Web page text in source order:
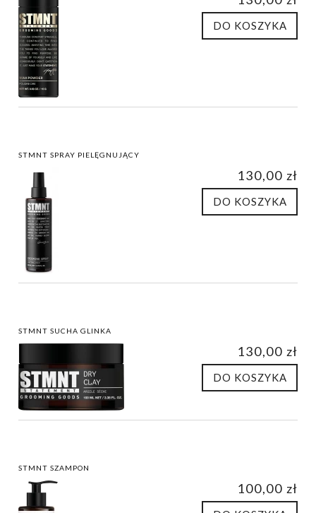
DO KOSZYKA
STMNT SPRAY PIELĘGNUJĄCY
130,00 zł
DO KOSZYKA
STMNT SUCHA GLINKA
130,00 zł
DO KOSZYKA
STMNT SZAMPON
100,00 zł